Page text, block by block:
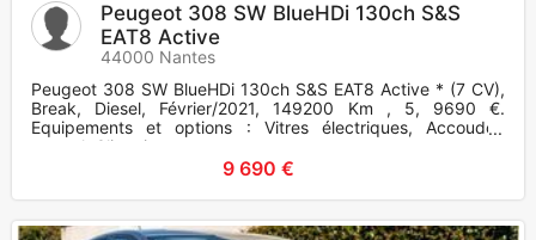
Peugeot 308 SW BlueHDi 130ch S&S
EAT8 Active
44000 Nantes
Peugeot 308 SW BlueHDi 130ch S&S EAT8 Active * (7 CV),
Break, Diesel, Février/2021, 149200 Km , 5, 9690 €.
Equipements et options : Vitres électriques, Accoudoir
central, Climatis
9 690 €